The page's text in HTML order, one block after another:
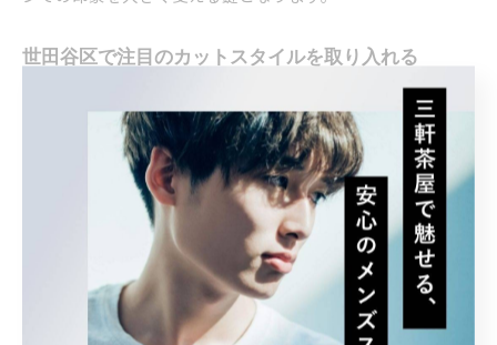
世田谷区で注目のカットスタイルを取り入れる
世田谷区では、注目のメンズカットスタイルが多種多様に存
在します。特にビジネスシーンにおいては、落ち着いたカラ
ーリングや自然なテクスチャーを活かしたスタイルが評価さ
れています。地元のサロンでは、こうした流行を巧みに取り
入れるための技術が発達しており、顧客一人ひとりに合わせ
たカスタムカットが可能です。たとえば、クラシックなスタ
イルに少しモダンなアレンジを加えたカットは、伝統と革新
を融合させた魅力を発揮します。また、地域密着型のサロン
では、最新のトレンド情報をいち早く取り入れ、常に進化す